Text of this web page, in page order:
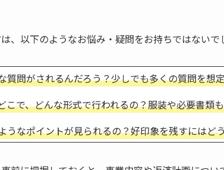
、以下のようなお悩み・疑問をお持ちではないで
質問がされるんだろう？少しでも多くの質問を想
こで、どんな形式で行われるの？服装や必要書類
うなポイントが見られるの？好印象を残すにはど